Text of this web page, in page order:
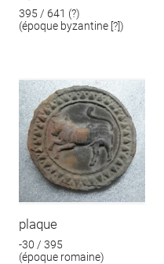
395 / 641 (?)
(époque byzantine [?])
plaque
-30 / 395
(époque romaine)